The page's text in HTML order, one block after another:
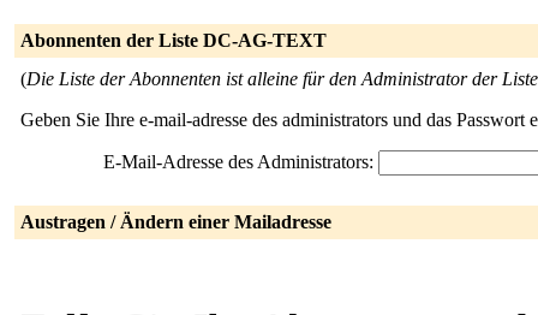
Abonnenten der Liste DC-AG-TEXT
(Die Liste der Abonnenten ist alleine für den Administrator der
Geben Sie Ihre e-mail-adresse des administrators und das
E-Mail-Adresse des Administrators:
Austragen / Ändern einer Mailadresse